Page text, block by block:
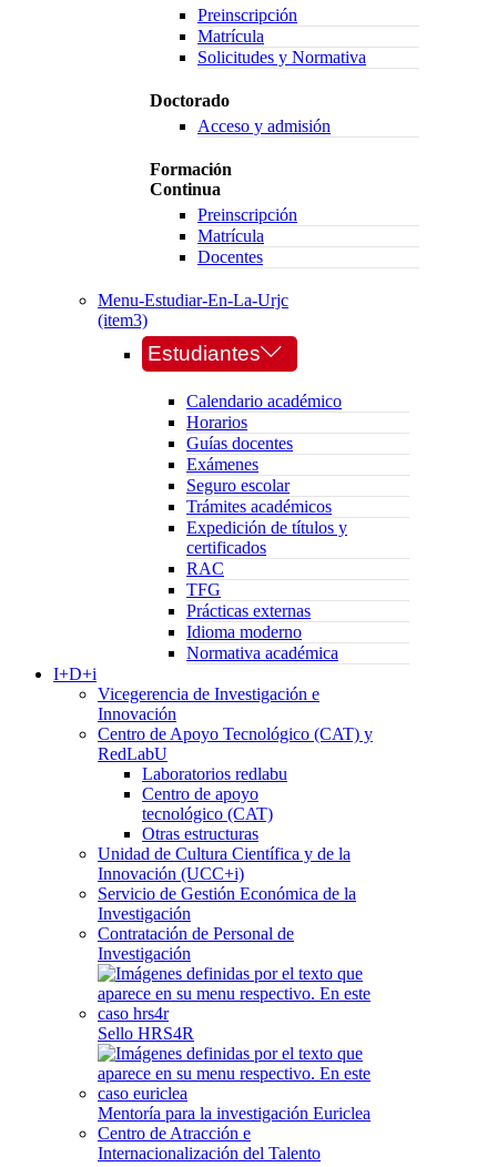
Preinscripción
Matrícula
Solicitudes y Normativa
Doctorado
Acceso y admisión
Formación
Continua
Preinscripción
Matrícula
Docentes
Menu-Estudiar-En-La-Urjc
(item3)
Estudiantes
Calendario académico
Horarios
Guías docentes
Exámenes
Seguro escolar
Trámites académicos
Expedición de títulos y
certificados
RAC
TFG
Prácticas externas
Idioma moderno
Normativa académica
I+D+i
Vicegerencia de Investigación e
Innovación
Centro de Apoyo Tecnológico (CAT) y
RedLabU
Laboratorios redlabu
Centro de apoyo
tecnológico (CAT)
Otras estructuras
Unidad de Cultura Científica y de la
Innovación (UCC+i)
Servicio de Gestión Económica de la
Investigación
Contratación de Personal de
Investigación
Sello HRS4R
Mentoría para la investigación Euriclea
Centro de Atracción e
Internacionalización del Talento